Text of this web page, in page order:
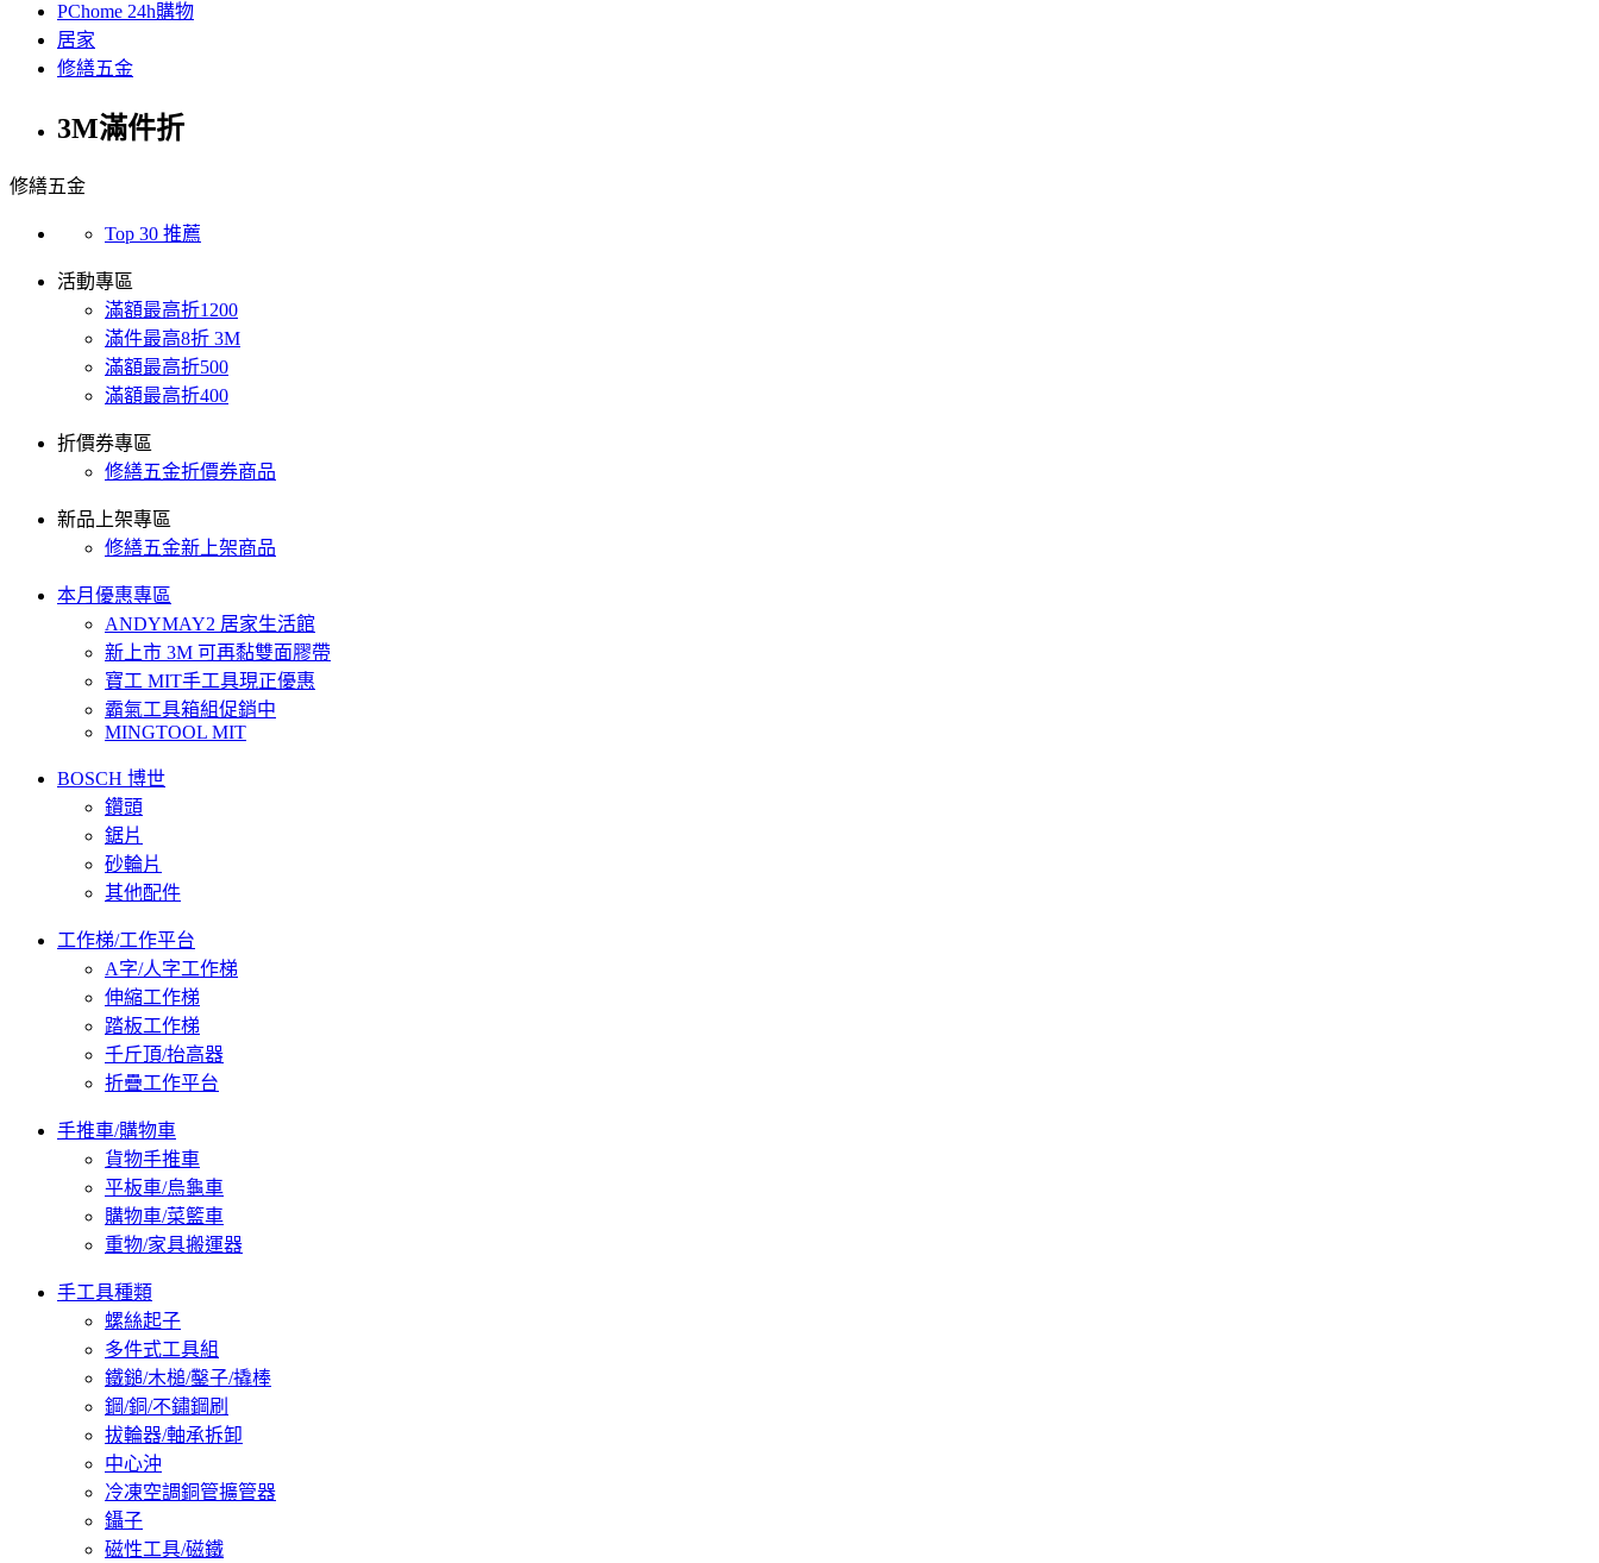
PChome 24h購物
居家
修繕五金
3M滿件折
修繕五金
Top 30 推薦
活動專區
滿額最高折1200
滿件最高8折 3M
滿額最高折500
滿額最高折400
折價券專區
修繕五金折價券商品
新品上架專區
修繕五金新上架商品
本月優惠專區
ANDYMAY2 居家生活館
新上市 3M 可再黏雙面膠帶
寶工 MIT手工具現正優惠
霸氣工具箱組促銷中
MINGTOOL MIT
BOSCH 博世
鑽頭
鋸片
砂輪片
其他配件
工作梯/工作平台
A字/人字工作梯
伸縮工作梯
踏板工作梯
千斤頂/抬高器
折疊工作平台
手推車/購物車
貨物手推車
平板車/烏龜車
購物車/菜籃車
重物/家具搬運器
手工具種類
螺絲起子
多件式工具組
鐵鎚/木槌/鑿子/撬棒
鋼/銅/不鏽鋼刷
拔輪器/軸承拆卸
中心沖
冷凍空調銅管擴管器
鑷子
磁性工具/磁鐵